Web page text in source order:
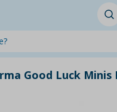
Good Luck Minis